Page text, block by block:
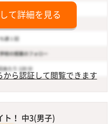
て詳細を見る
から認証して閲覧できます
ト！ 中3(男子)